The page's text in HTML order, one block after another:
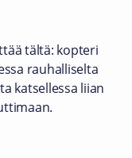
tältä: kopteri
rauhalliselta
katsellessa liian